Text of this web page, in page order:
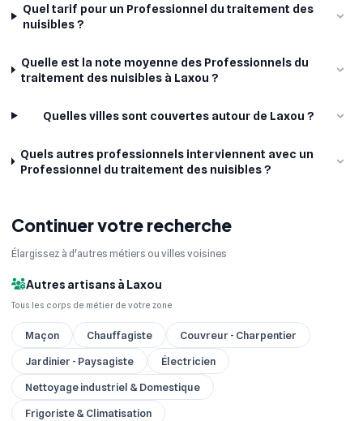
Quel tarif pour un Professionnel du traitement des
nuisibles ?
Quelle est la note moyenne des Professionnels du
traitement des nuisibles à Laxou ?
Quelles villes sont couvertes autour de Laxou ?
Quels autres professionnels interviennent avec un
Professionnel du traitement des nuisibles ?
Continuer votre recherche
Élargissez à d'autres métiers ou villes voisines
Autres artisans à Laxou
Tous les corps de métier de votre zone
Maçon Chauffagiste
Couvreur - Charpentier
Jardinier - Paysagiste
Électricien
Nettoyage industriel & Domestique
Frigoriste & Climatisation